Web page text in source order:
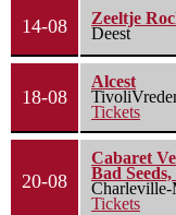
14-08
Zeeltje
Deest
18-08
Alcest
Tickets
20-08
Cabaret
Bad
Charleville-
Tickets